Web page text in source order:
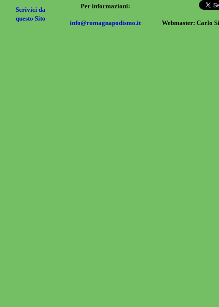
Scrivici da
questo Sito
Per informazioni:
info@romagnapodismo.it Webmaster: Carlo